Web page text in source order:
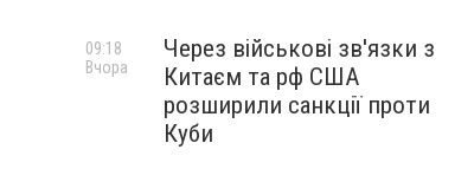
Через військові зв'язки з
Китаєм та рф США
розширили санкції проти
Куби
09:18
Вчора